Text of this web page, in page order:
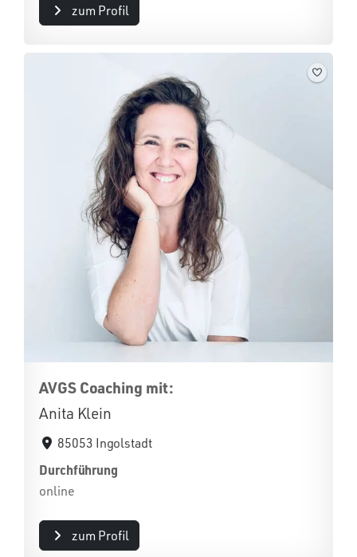
zum Profil
AVGS Coaching mit:
Anita Klein
85053 Ingolstadt
Durchführung
online
zum Profil